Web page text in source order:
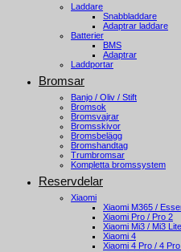
Laddare
Snabbladdare
Adaptrar laddare
Batterier
BMS
Adaptrar
Laddportar
Bromsar
Banjo / Oliv / Stift
Bromsok
Bromsvajrar
Bromsskivor
Bromsbelägg
Bromshandtag
Trumbromsar
Kompletta bromssystem
Reservdelar
Xiaomi
Xiaomi M365 /
Xiaomi Pro / Pro 2
Xiaomi Mi3 / Mi3 Lite
Xiaomi 4
Xiaomi 4 Pro / 4